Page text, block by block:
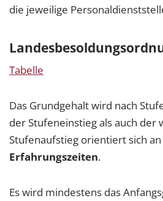
die jeweilige
Tabelle
Das Grundgehalt wird nach
der Stufeneinstieg als auch der
Stufenaufstieg orientiert sich
Erfahrungszeiten.
Es wird mindestens das